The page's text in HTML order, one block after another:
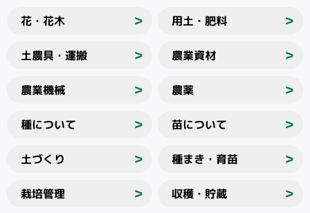
花・花木 ＞ 用土・肥料 ＞
土農具・運搬 ＞ 農業資材 ＞
農業機械 ＞ 農薬 ＞
種について ＞ 苗について ＞
土づくり ＞ 種まき・育苗 ＞
栽培管理 ＞ 収穫・貯蔵 ＞